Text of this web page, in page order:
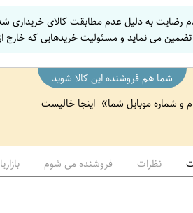
رضایت به دلیل عدم مطابقت کالای
می نماید و مسئولیت خریدهایی که خارج
شما هم فروشنده این کالا شوید
و شماره موبایل شما اینجا خالیست
نظرات فروشنده می شوم